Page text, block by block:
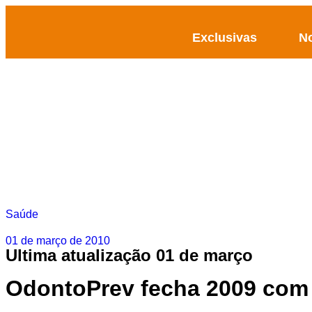
Exclusivas
Saúde
01 de março de 2010
Ultima atualização 01 de março
OdontoPrev fecha 2009